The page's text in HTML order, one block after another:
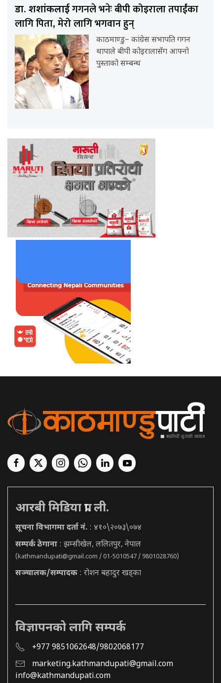
डा. शशांकलाईगगनले भनेः बीपी कोइराला तपाईंका
लागि पिता, मेरो लागि भगवान हुन्
काठमाण्डु– कांग्रेस सभापति गगन
थापाले बीपी कोइरालासँग आफ्नो
पुस्ताको सम्बन्ध
आरबी मिडिया प्रा. ली.
सूचना विभागमा दर्ता नं. : ४१०\२०७३\०७४
सम्पर्क ठेगाना : झम्सीखेल, ललितपुर, नेपाल
(kathmandupati@gmail.com / 01-5010547 / 9801028760)
सञ्चालक/सम्पादक : रोशन बहादुर खड्का
विज्ञापनको लागि सम्पर्क
+977 9851062648/9802068177
marketing.kathmandupati@gmail.com
info@kathmandupati.com